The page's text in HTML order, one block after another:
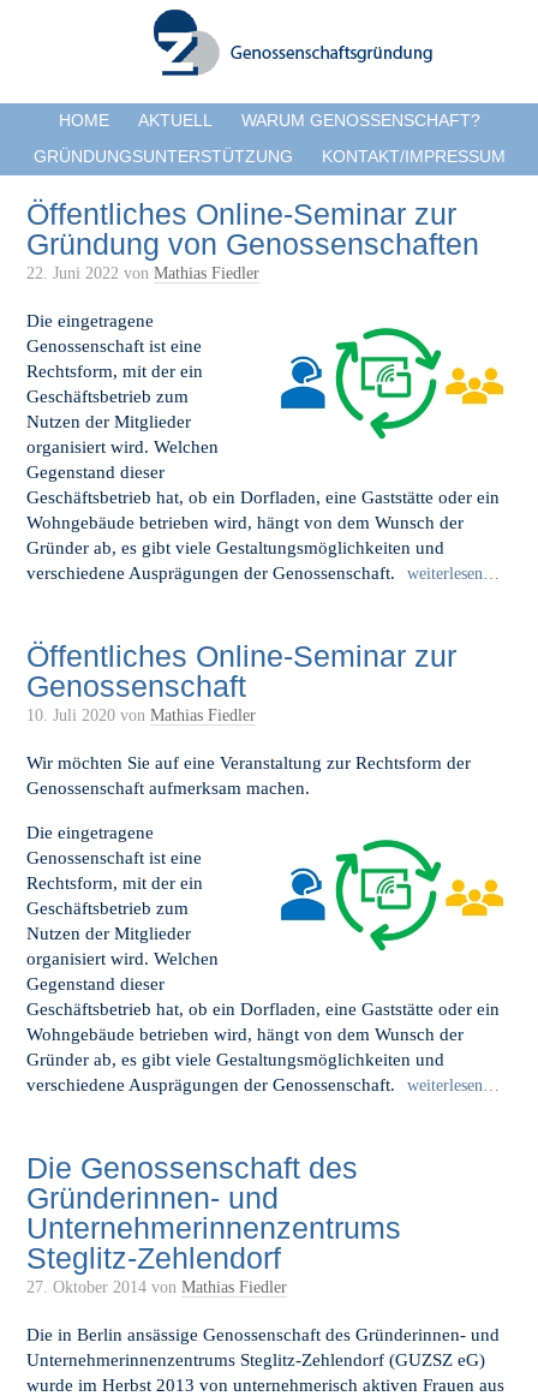
HOME AKTUELL
WARUM GENOSSENSCHAFT?
GRÜNDUNGSUNTERSTÜTZUNG
KONTAKT/IMPRESSUM
Öffentliches Online-Seminar zur
Gründung von Genossenschaften
22. Juni 2022 vonMathias Fiedler
Die eingetragene
Genossenschaft ist eine
Rechtsform, mit der ein
Geschäftsbetrieb zum
Nutzen der Mitglieder
organisiert wird. Welchen
Gegenstand dieser
Geschäftsbetrieb hat, ob ein Dorfladen, eine Gaststätte oder ein
Wohngebäude betrieben wird, hängt von dem Wunsch der
Gründer ab, es gibt viele Gestaltungsmöglichkeiten und
verschiedene Ausprägungen der Genossenschaft.
weiterlesen…
Öffentliches Online-Seminar zur
Genossenschaft
10. Juli 2020 vonMathias Fiedler
Wir möchten Sie auf eine Veranstaltung zur Rechtsform der
Genossenschaft aufmerksam machen.
Die eingetragene
Genossenschaft ist eine
Rechtsform, mit der ein
Geschäftsbetrieb zum
Nutzen der Mitglieder
organisiert wird. Welchen
Gegenstand dieser
Geschäftsbetrieb hat, ob ein Dorfladen, eine Gaststätte oder ein
Wohngebäude betrieben wird, hängt von dem Wunsch der
Gründer ab, es gibt viele Gestaltungsmöglichkeiten und
verschiedene Ausprägungen der Genossenschaft.
weiterlesen…
Die Genossenschaft des
Gründerinnen- und
Unternehmerinnenzentrums
Steglitz-Zehlendorf
27. Oktober 2014 vonMathias Fiedler
Die in Berlin ansässige Genossenschaft des Gründerinnen- und
Unternehmerinnenzentrums Steglitz-Zehlendorf (GUZSZ eG)
wurde im Herbst 2013 von unternehmerisch aktiven Frauen aus